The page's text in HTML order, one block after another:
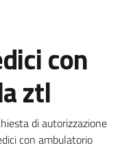
con
ztl
di autorizzazione
con ambulatorio